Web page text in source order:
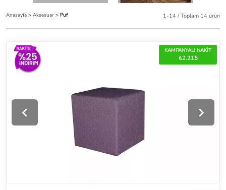
Anasayfa > Aksesuar > Puf 1-14 / Toplam 14 ürün
KAMPANYALI NAKİT
₺2.215